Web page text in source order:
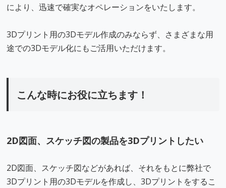
により、迅速で確実なオペレーションをいたします。
3Dプリント用の3Dモデル作成のみならず、さまざまな用
途での3Dモデル化にもご活用いただけます。
こんな時にお役に立ちます！
2D図面、スケッチ図の製品を3Dプリントしたい
2D図面、スケッチ図などがあれば、それをもとに弊社で
3Dプリント用の3Dモデルを作成し、3Dプリントをするこ